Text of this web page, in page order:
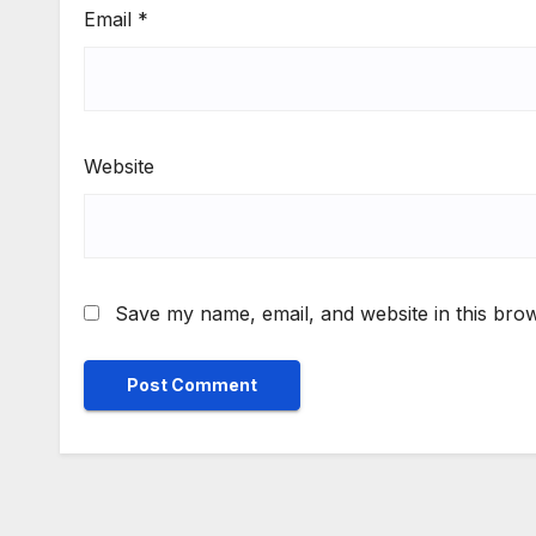
Email *
Website
Save my name, email, and website in this